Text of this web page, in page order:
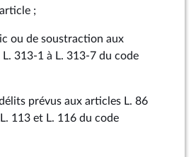
;
ou de soustraction aux
313‑1 à L. 313‑7 du code
prévus aux articles L. 86
113 et L. 116 du code